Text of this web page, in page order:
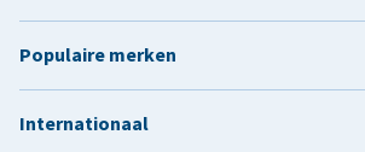
Populaire merken
Internationaal